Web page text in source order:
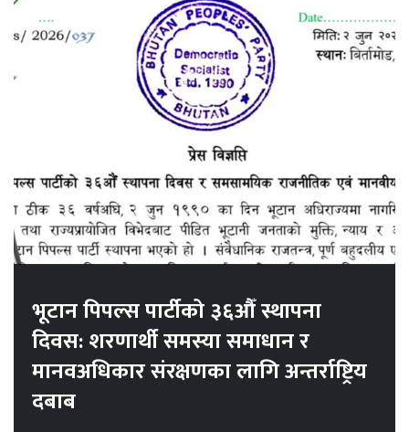
भूटान पिपल्स पार्टीको ३६औँ स्थापना
दिवस: शरणार्थी समस्या समाधान र
मानवअधिकार संरक्षणका लागि अन्तर्राष्ट्रिय
दबाब